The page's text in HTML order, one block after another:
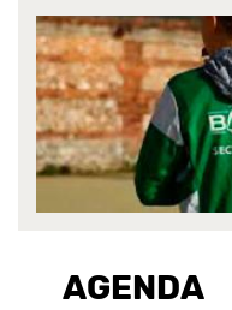
AGENDA